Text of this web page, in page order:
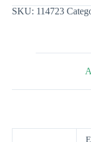
SKU: 114723